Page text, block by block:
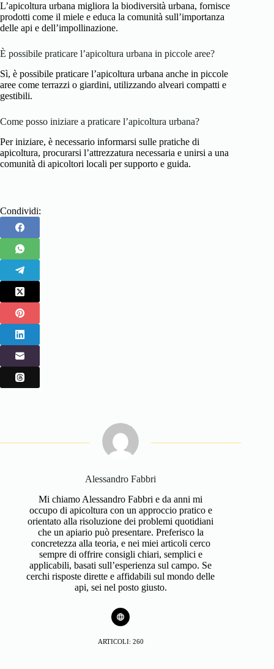
L’apicoltura urbana migliora la biodiversità urbana, fornisce
prodotti come il miele e educa la comunità sull’importanza
delle api e dell’impollinazione.
È possibile praticare l’apicoltura urbana in piccole aree?
Sì, è possibile praticare l’apicoltura urbana anche in piccole
aree come terrazzi o giardini, utilizzando alveari compatti e
gestibili.
Come posso iniziare a praticare l’apicoltura urbana?
Per iniziare, è necessario informarsi sulle pratiche di
apicoltura, procurarsi l’attrezzatura necessaria e unirsi a una
comunità di apicoltori locali per supporto e guida.
Condividi:
Alessandro Fabbri
Mi chiamo Alessandro Fabbri e da anni mi
occupo di apicoltura con un approccio pratico e
orientato alla risoluzione dei problemi quotidiani
che un apiario può presentare. Preferisco la
concretezza alla teoria, e nei miei articoli cerco
sempre di offrire consigli chiari, semplici e
applicabili, basati sull’esperienza sul campo. Se
cerchi risposte dirette e affidabili sul mondo delle
api, sei nel posto giusto.
ARTICOLI: 260